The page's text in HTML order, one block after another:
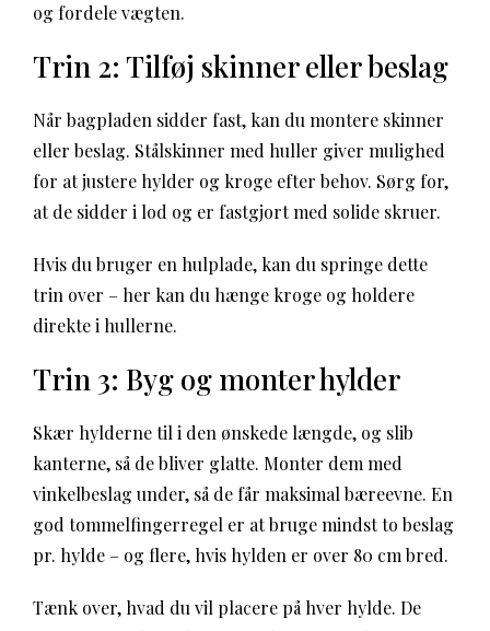
og fordele vægten.
Trin 2: Tilføj skinner eller beslag
Når bagpladen sidder fast, kan du montere skinner
eller beslag. Stålskinner med huller giver mulighed
for at justere hylder og kroge efter behov. Sørg for,
at de sidder i lod og er fastgjort med solide skruer.
Hvis du bruger en hulplade, kan du springe dette
trin over – her kan du hænge kroge og holdere
direkte i hullerne.
Trin 3: Byg og monter hylder
Skær hylderne til i den ønskede længde, og slib
kanterne, så de bliver glatte. Monter dem med
vinkelbeslag under, så de får maksimal bæreevne. En
god tommelfingerregel er at bruge mindst to beslag
pr. hylde – og flere, hvis hylden er over 80 cm bred.
Tænk over, hvad du vil placere på hver hylde. De